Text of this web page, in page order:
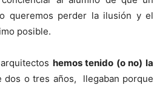
queremos perder la ilusión y el
posible.
hemos tenido (o no) la
dos o tres años, llegaban porque